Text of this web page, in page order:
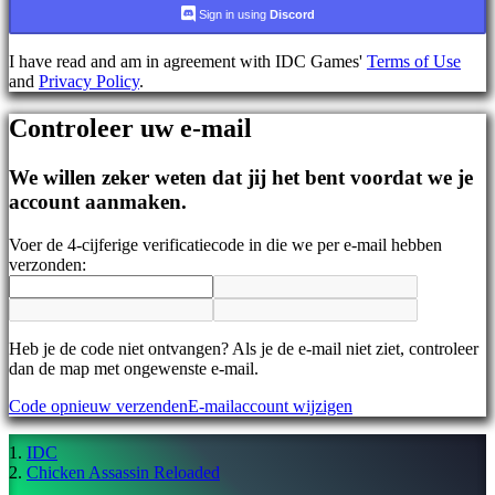
BS
DA
DE
EL
EN
FI
FR
HR
JA
KO
PL
PT
RO
SR
SV
TH
TR
Sign in using Discord
I have read and am in agreement with IDC Games' Terms of Use
and Privacy Policy.
Controleer uw e-mail
We willen zeker weten dat jij het bent voordat we je
account aanmaken.
Voer de 4-cijferige verificatiecode in die we per e-mail hebben
verzonden:
Heb je de code niet ontvangen? Als je de e-mail niet ziet, controleer
dan de map met ongewenste e-mail.
Code opnieuw verzendenE-mailaccount wijzigen
IDC
Chicken Assassin Reloaded